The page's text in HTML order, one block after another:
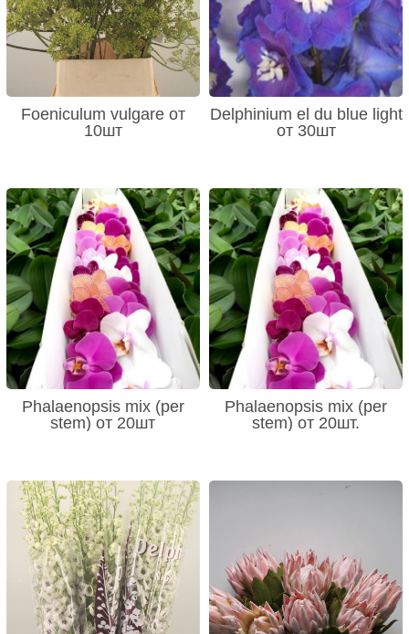
Foeniculum vulgare от
10шт
Delphinium el du blue light
от 30шт
Phalaenopsis mix (per
stem) от 20шт
Phalaenopsis mix (per
stem) от 20шт.